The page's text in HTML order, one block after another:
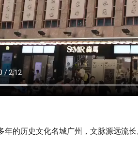
年的历史文化名城广州，文脉源远流